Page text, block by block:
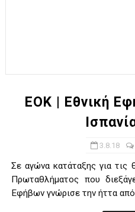
ΕΟΚ | Εθνική
3.8.18
Σε αγώνα κατάταξης για
Πρωταθλήματος που
Εφήβων γνώρισε την ήττα από